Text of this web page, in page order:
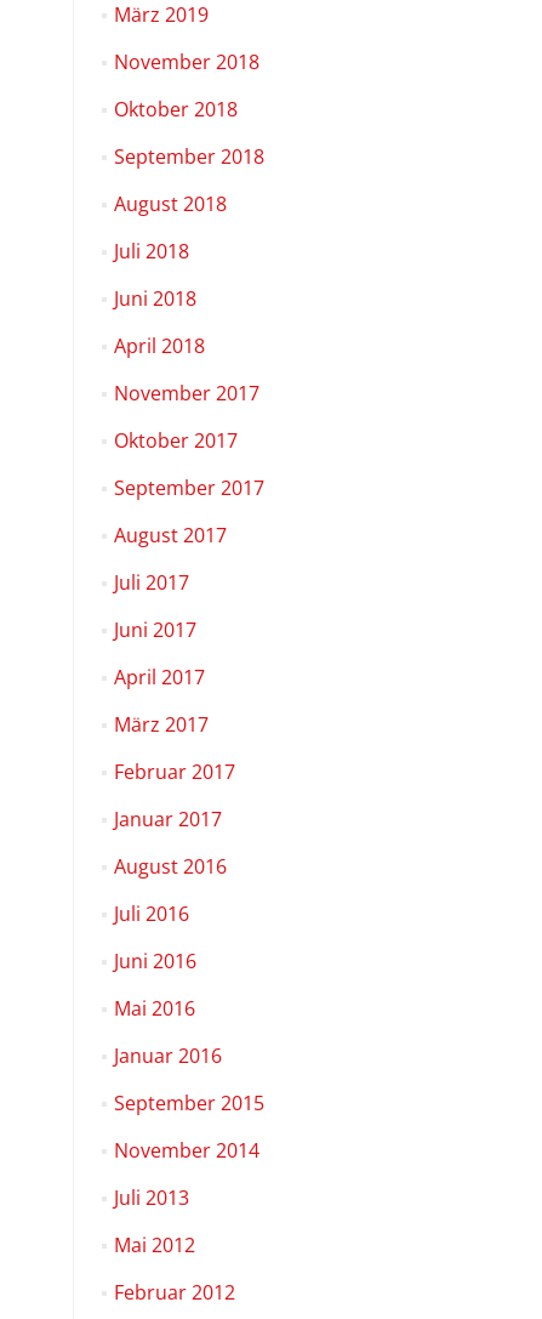
März 2019
November 2018
Oktober 2018
September 2018
August 2018
Juli 2018
Juni 2018
April 2018
November 2017
Oktober 2017
September 2017
August 2017
Juli 2017
Juni 2017
April 2017
März 2017
Februar 2017
Januar 2017
August 2016
Juli 2016
Juni 2016
Mai 2016
Januar 2016
September 2015
November 2014
Juli 2013
Mai 2012
Februar 2012